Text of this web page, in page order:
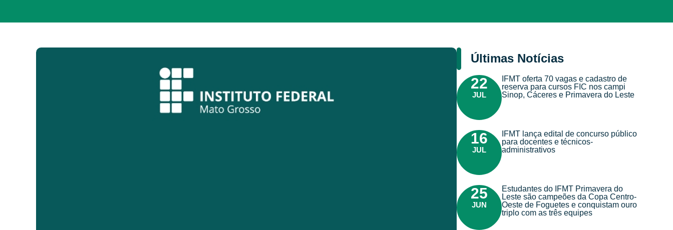
Últimas Notícias
22
JUL
IFMT oferta 70 vagas e cadastro de
reserva para cursos FIC nos campi
Sinop, Cáceres e Primavera do Leste
16
JUL
IFMT lança edital de concurso público
para docentes e técnicos-
administrativos
25
JUN
Estudantes do IFMT Primavera do
Leste são campeões da Copa Centro-
Oeste de Foguetes e conquistam ouro
triplo com as três equipes